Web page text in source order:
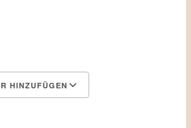
HINZUFÜGEN